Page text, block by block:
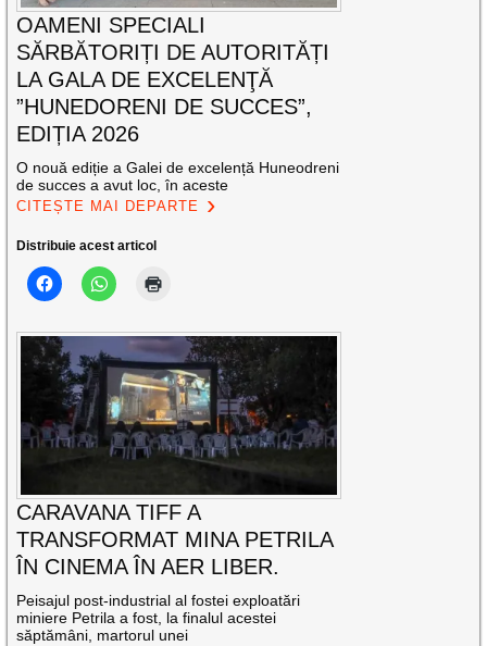
OAMENI SPECIALI
SĂRBĂTORIȚI DE AUTORITĂȚI
LA GALA DE EXCELENŢĂ
”HUNEDORENI DE SUCCES”,
EDIȚIA 2026
O nouă ediție a Galei de excelență Huneodreni
de succes a avut loc, în aceste
CITEȘTE MAI DEPARTE
Distribuie acest articol
CARAVANA TIFF A
TRANSFORMAT MINA PETRILA
ÎN CINEMA ÎN AER LIBER.
Peisajul post-industrial al fostei exploatări
miniere Petrila a fost, la finalul acestei
săptămâni, martorul unei